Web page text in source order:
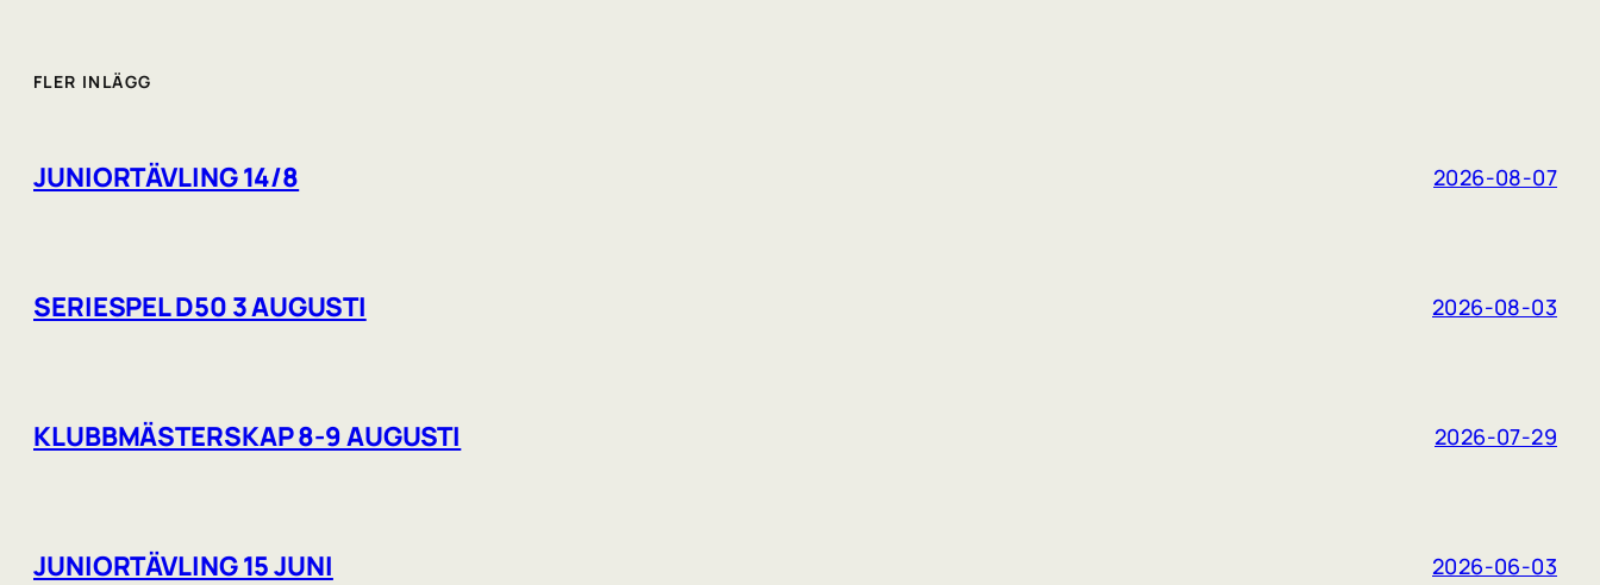
FLER INLÄGG
JUNIORTÄVLING 14/8 2026-08-07
SERIESPEL D50 3 AUGUSTI 2026-08-03
KLUBBMÄSTERSKAP 8-9 AUGUSTI 2026-07-29
JUNIORTÄVLING 15 JUNI 2026-06-03